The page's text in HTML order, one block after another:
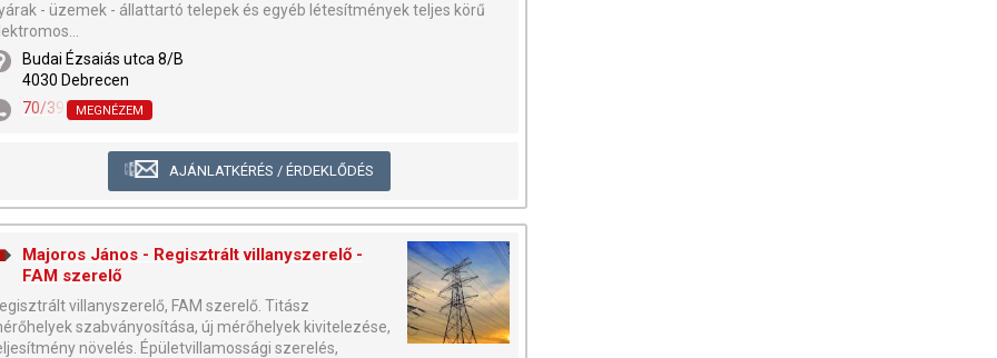
- üzemek - állattartó telepek és egyéb létesítmények teljes körű
Budai Ézsaiás utca 8/B
4030 Debrecen
70/392-8651,52/746-746
MEGNÉZEM
AJÁNLATKÉRÉS / ÉRDEKLŐDÉS
Majoros János - Regisztrált villanyszerelő -
FAM szerelő
villanyszerelő, FAM szerelő. Titász
szabványosítása, új mérőhelyek kivitelezése,
növelés. Épületvillamossági szerelés,